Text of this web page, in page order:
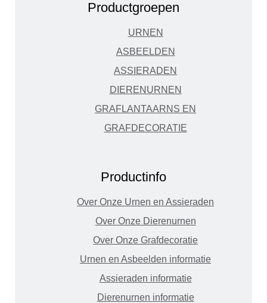
Productgroepen
URNEN
ASBEELDEN
ASSIERADEN
DIERENURNEN
GRAFLANTAARNS EN
GRAFDECORATIE
Productinfo
Over Onze Urnen en Assieraden
Over Onze Dierenurnen
Over Onze Grafdecoratie
Urnen en Asbeelden informatie
Assieraden informatie
Dierenurnen informatie